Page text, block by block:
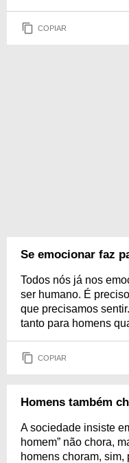
COPIAR
Se emocionar faz
Todos nós já nos
ser humano. É
que precisamos
tanto para homens
COPIAR
Homens também
A sociedade insiste
homem” não chora,
homens choram,